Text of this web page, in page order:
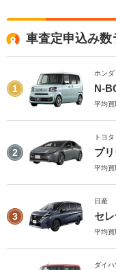
車査定申込み
1
ホンダ
N-
平均買
2
トヨタ
プ
平均買
3
日産
セ
平均買
ダイハ